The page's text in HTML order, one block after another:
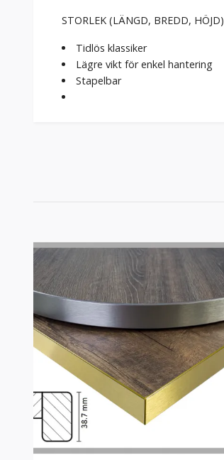
STORLEK (LÄNGD, BREDD, HÖJD)
Tidlös klassiker
Lägre vikt för enkel hantering
Stapelbar